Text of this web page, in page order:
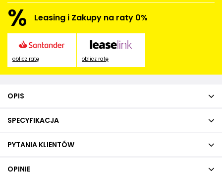
% Leasing i Zakupy na raty 0%
oblicz ratę oblicz ratę
OPIS
SPECYFIKACJA
PYTANIA KLIENTÓW
OPINIE